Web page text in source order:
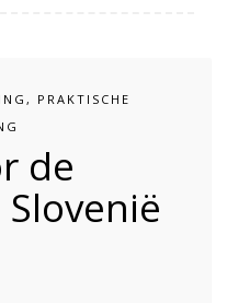
, PRAKTISCHE
de